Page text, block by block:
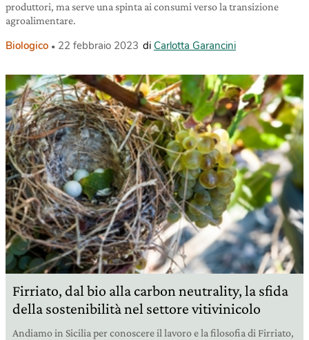
produttori, ma serve una spinta ai consumi verso la transizione
agroalimentare.
Biologico 22 febbraio 2023 di Carlotta Garancini
Firriato, dal bio alla carbon neutrality, la sfida
della sostenibilità nel settore vitivinicolo
Andiamo in Sicilia per conoscere il lavoro e la filosofia di Firriato,